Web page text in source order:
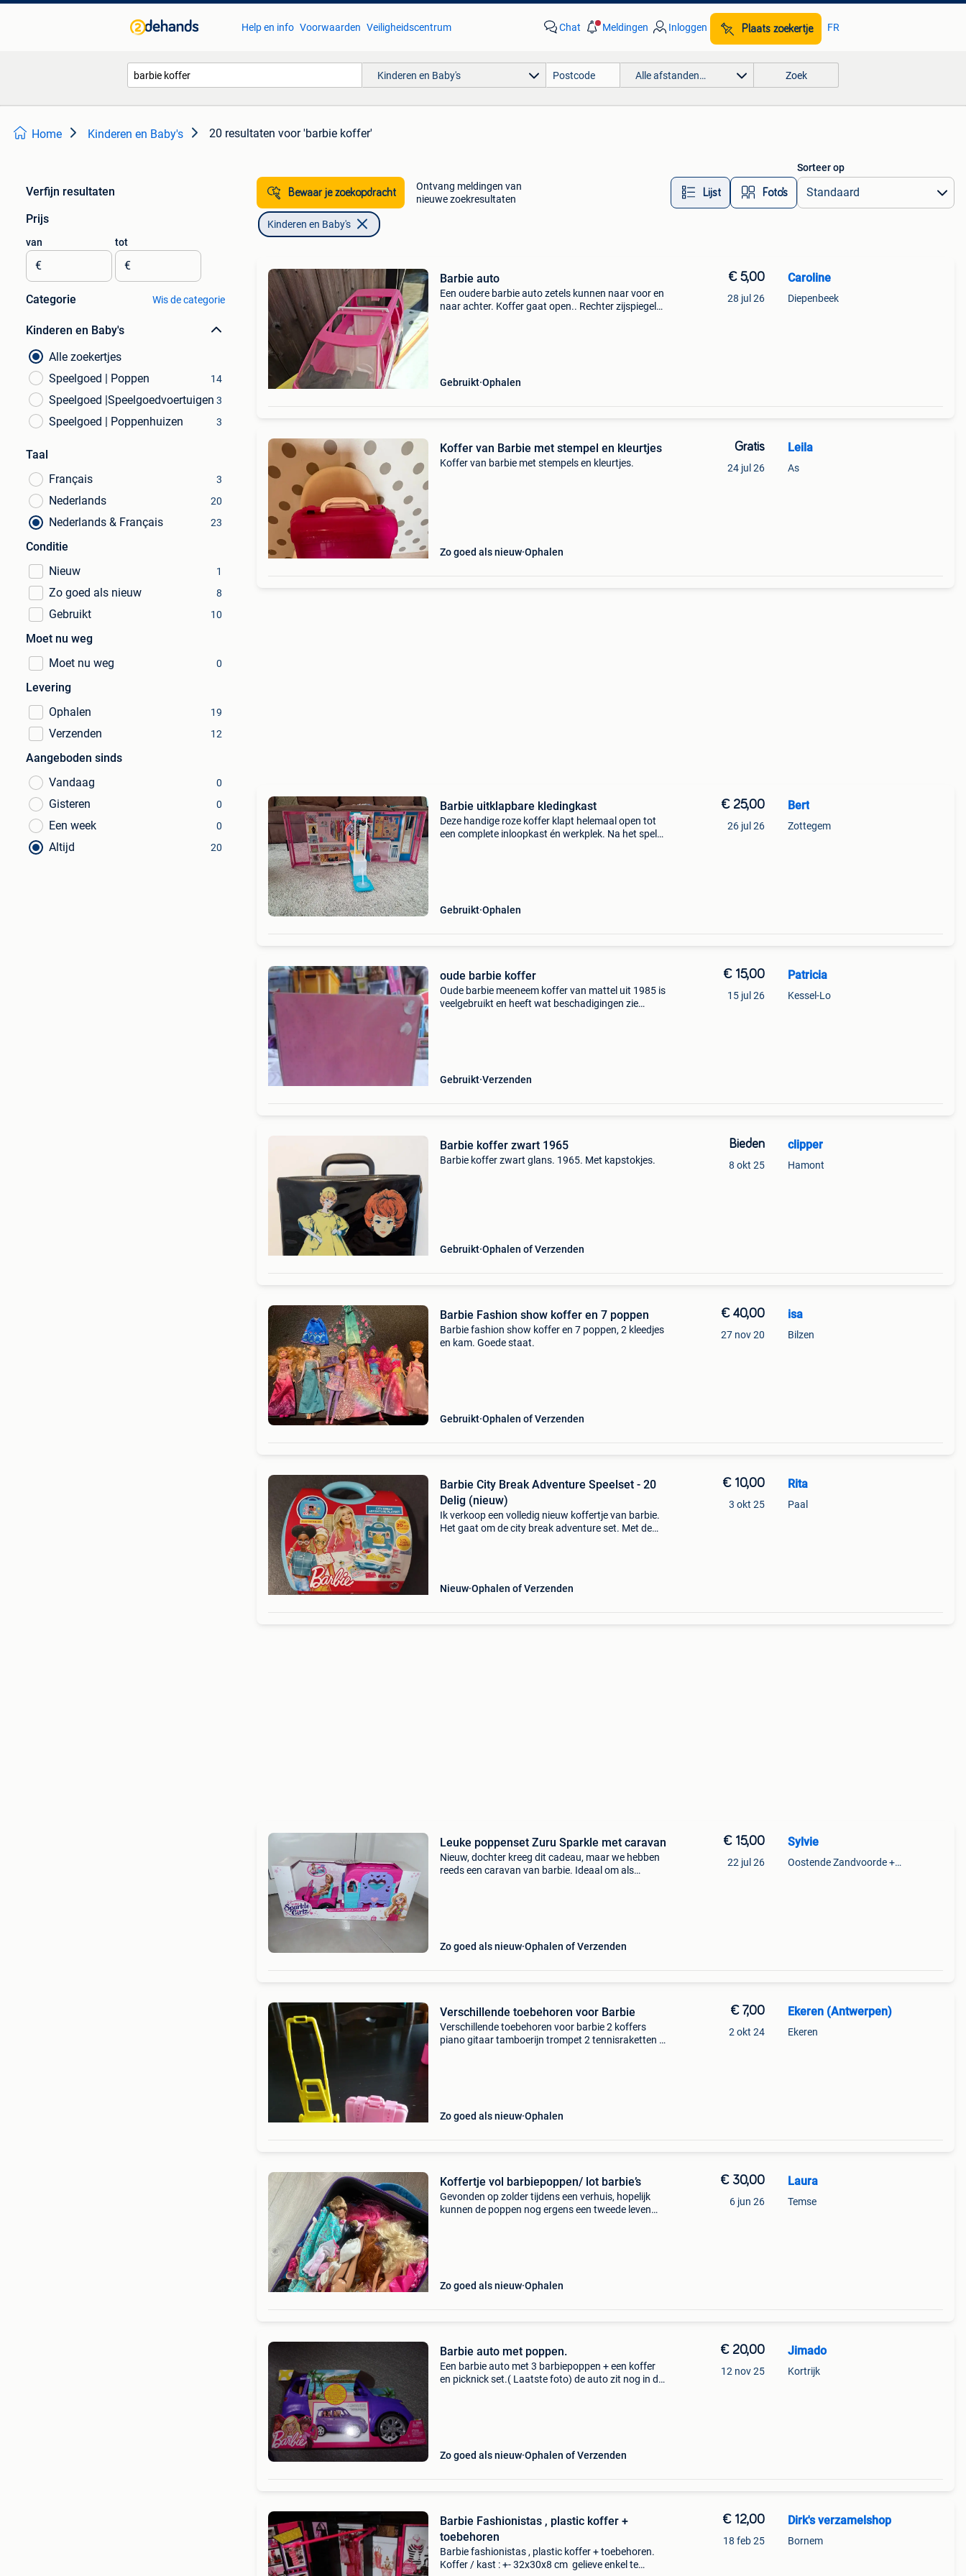
Help en info Voorwaarden Veiligheidscentrum Chat Meldingen Inloggen Plaats zoekertje FR
Kinderen en Baby's Alle afstanden… Zoek
Home Kinderen en Baby's 20 resultaten voor 'barbie koffer'
Verfijn resultaten
Prijs
van
€
tot
€
Categorie Wis de categorie
Kinderen en Baby's
Alle zoekertjes
Speelgoed | Poppen
14
Speelgoed |Speelgoedvoertuigen 3
Speelgoed | Poppenhuizen 3
Taal
Français
3
Nederlands 20
Nederlands & Français 23
Conditie
Nieuw
1
Zo goed als nieuw 8
Gebruikt 10
Moet nu weg
Moet nu weg
0
Levering
Ophalen
19
Verzenden 12
Aangeboden sinds
Vandaag
0
Gisteren 0
Een week 0
Altijd 20
Bewaar je zoekopdracht
Ontvang meldingen van
nieuwe zoekresultaten
Lijst Foto’s
Sorteer op
Kinderen en Baby's
Barbie auto
Een oudere barbie auto zetels kunnen naar voor en
naar achter. Koffer gaat open.. Rechter zijspiegel
Gebruikt Ophalen
€ 5,00
28 jul 26
Caroline
Diepenbeek
Koffer van Barbie met stempel en kleurtjes
Koffer van barbie met stempels en kleurtjes.
Zo goed als nieuw Ophalen
Gratis
24 jul 26
Leila
As
Barbie uitklapbare kledingkast
Deze handige roze koffer klapt helemaal open tot
een complete inloopkast én werkplek. Na het spelen
Gebruikt Ophalen
€ 25,00
26 jul 26
Bert
Zottegem
oude barbie koffer
Oude barbie meeneem koffer van mattel uit 1985 is
veelgebruikt en heeft wat beschadigingen zie
Gebruikt Verzenden
€ 15,00
15 jul 26
Patricia
Kessel-Lo
Barbie koffer zwart 1965
Barbie koffer zwart glans. 1965. Met kapstokjes.
Gebruikt Ophalen of Verzenden
Bieden
8 okt 25
clipper
Hamont
Barbie Fashion show koffer en 7 poppen
Barbie fashion show koffer en 7 poppen, 2 kleedjes
en kam. Goede staat.
Gebruikt Ophalen of Verzenden
€ 40,00
27 nov 20
isa
Bilzen
Barbie City Break Adventure Speelset - 20
Delig (nieuw)
Ik verkoop een volledig nieuw koffertje van barbie.
Het gaat om de city break adventure set. Met de
Nieuw Ophalen of Verzenden
€ 10,00
3 okt 25
Rita
Paal
Leuke poppenset Zuru Sparkle met caravan
Nieuw, dochter kreeg dit cadeau, maar we hebben
reeds een caravan van barbie. Ideaal om als
Zo goed als nieuw Ophalen of Verzenden
€ 15,00
22 jul 26
Sylvie
Oostende Zandvoorde +Oostende
Verschillende toebehoren voor Barbie
Verschillende toebehoren voor barbie 2 koffers
piano gitaar tamboerijn trompet 2 tennisraketten 2
Zo goed als nieuw Ophalen
€ 7,00
2 okt 24
Ekeren (Antwerpen)
Ekeren
Koffertje vol barbiepoppen/ lot barbie’s
Gevonden op zolder tijdens een verhuis, hopelijk
kunnen de poppen nog ergens een tweede leven
Zo goed als nieuw Ophalen
€ 30,00
6 jun 26
Laura
Temse
Barbie auto met poppen.
Een barbie auto met 3 barbiepoppen + een koffer
en picknick set.( Laatste foto) de auto zit nog in de
Zo goed als nieuw Ophalen of Verzenden
€ 20,00
12 nov 25
Jimado
Kortrijk
Barbie Fashionistas , plastic koffer +
toebehoren
Barbie fashionistas , plastic koffer + toebehoren.
Koffer / kast : +- 32x30x8 cm gelieve enkel te
€ 12,00
18 feb 25
Dirk's verzamelshop
Bornem